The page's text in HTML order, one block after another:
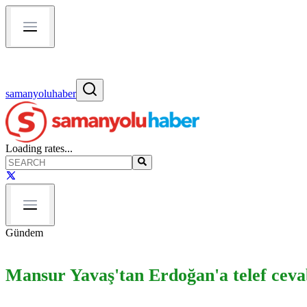
samanyoluhaber
Loading rates...
Gündem
Mansur Yavaş'tan Erdoğan'a telef